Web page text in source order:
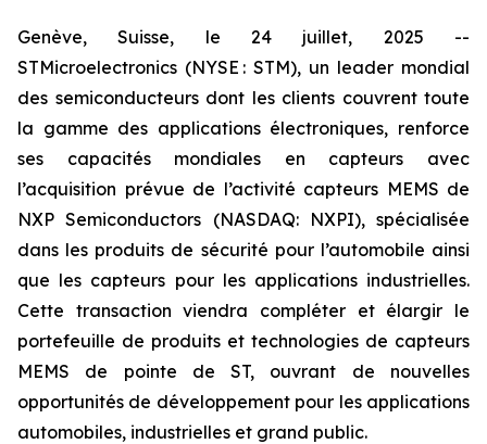
Genève, Suisse, le 24 juillet, 2025 --
STMicroelectronics (NYSE : STM), un leader mondial
des semiconducteurs dont les clients couvrent toute
la gamme des applications électroniques, renforce
ses capacités mondiales en capteurs avec
l’acquisition prévue de l’activité capteurs MEMS de
NXP Semiconductors (NASDAQ: NXPI), spécialisée
dans les produits de sécurité pour l’automobile ainsi
que les capteurs pour les applications industrielles.
Cette transaction viendra compléter et élargir le
portefeuille de produits et technologies de capteurs
MEMS de pointe de ST, ouvrant de nouvelles
opportunités de développement pour les applications
automobiles, industrielles et grand public.